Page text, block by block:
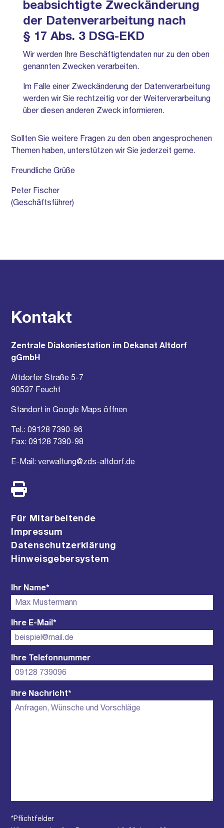
beabsichtigte Zweckänderung
der Datenverarbeitung nach
§ 17 Abs. 3 DSG-EKD
Wir werden Ihre Beschäftigtendaten nur zu den oben
genannten Zwecken verarbeiten.
Im Falle einer Zweckänderung der Datenverarbeitung
werden wir Sie rechtzeitig vor der Weiterverarbeitung
über diesen anderen Zweck informieren.
Sollten Sie weitere Fragen zu den oben angesprochenen
Themen haben, unterstützen wir Sie jederzeit gerne.
Freundliche Grüße
Peter Fischer
(Geschäftsführer)
Kontakt
Zentrale Diakoniestation im Dekanat Altdorf
gGmbH
Altdorfer Straße 5-7
90537 Feucht
Standort in Google Maps öffnen
Tel.:09128 7390-96
Fax:09128 7390-98
E-Mail:verwaltung@zds-altdorf.de
Für Mitarbeitende
Impressum
Datenschutzerklärung
Hinweisgebersystem
Ihr Name*
Ihre E-Mail*
Ihre Telefonnummer
Ihre Nachricht*
*Pflichtfelder